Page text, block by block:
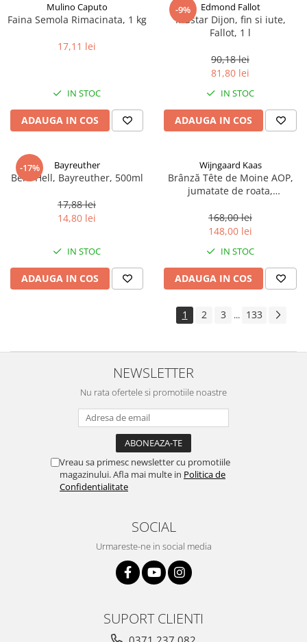
Mulino Caputo
Faina Semola Rimacinata, 1 kg
17,11 lei
IN STOC
ADAUGA IN COS
-9% Edmond Fallot
Mustar Dijon, fin si iute,
Fallot, 1 l
90,18 lei
81,80 lei
IN STOC
ADAUGA IN COS
-17% Bayreuther
Bere Hell, Bayreuther, 500ml
17,88 lei
14,80 lei
IN STOC
ADAUGA IN COS
Wijngaard Kaas
Brânză Tête de Moine AOP,
jumatate de roata,
168,00 lei
148,00 lei
IN STOC
ADAUGA IN COS
1 2 3 ... 133
NEWSLETTER
Nu rata ofertele si promotiile noastre
Vreau sa primesc newsletter cu promotiile
magazinului. Afla mai multe in Politica de
Confidentialitate
SOCIAL
Urmareste-ne in social media
SUPORT CLIENTI